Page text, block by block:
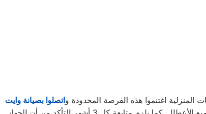
اغتنموا هذه الفرصة المحدودة واتصلوا بصيانة وايت